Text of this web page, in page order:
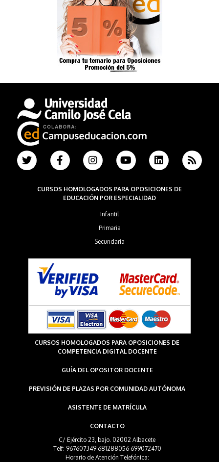
CURSOS HOMOLOGADOS PARA OPOSICIONES DE
EDUCACIÓN POR ESPECIALIDAD
Infantil
Primaria
Secundaria
CURSOS HOMOLOGADOS PARA OPOSICIONES DE
COMPETENCIA DIGITAL DOCENTE
GUÍA DEL OPOSITOR DOCENTE
PREVISIÓN DE PLAZAS POR COMUNIDAD AUTÓNOMA
ASISTENTE DE MATRÍCULA
CONTACTO
C/ Ejército 23, bajo. 02002 Albacete
Telf: 967607349 681288056 699072470
Horario de Atención Telefónica: